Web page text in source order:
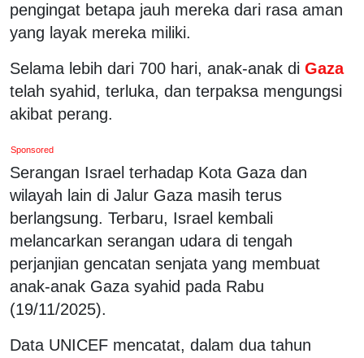
pengingat betapa jauh mereka dari rasa aman
yang layak mereka miliki.
Selama lebih dari 700 hari, anak-anak di Gaza
telah syahid, terluka, dan terpaksa mengungsi
akibat perang.
Sponsored
Serangan Israel terhadap Kota Gaza dan
wilayah lain di Jalur Gaza masih terus
berlangsung. Terbaru, Israel kembali
melancarkan serangan udara di tengah
perjanjian gencatan senjata yang membuat
anak-anak Gaza syahid pada Rabu
(19/11/2025).
Data UNICEF mencatat, dalam dua tahun